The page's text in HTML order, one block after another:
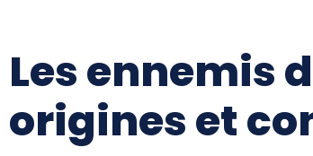
Les ennemis
origines et